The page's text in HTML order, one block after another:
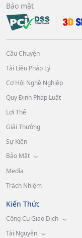
Bảo mật
Câu Chuyện
Tài Liệu Pháp Lý
Cơ Hội Nghề Nghiệp
Quy Định Pháp Luật
Lợi Thế
Giải Thưởng
Sự Kiện
Bảo Mật
Media
Trách Nhiệm
Kiến Thức
Công Cụ Giao Dịch
Tài Nguyên